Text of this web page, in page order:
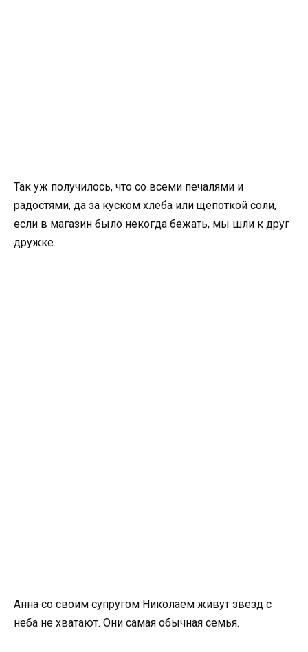
Так уж получилось, что со всеми печалями и
радостями, да за куском хлеба или щепоткой соли,
если в магазин было некогда бежать, мы шли к друг
дружке.
Анна со своим супругом Николаем живут звезд с
неба не хватают. Они самая обычная семья.